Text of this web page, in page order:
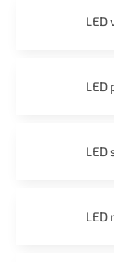
LED
LED
LED
LED